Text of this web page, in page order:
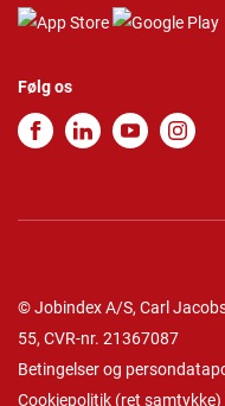
Følg os
© Jobindex A/S, Carl
55, CVR-nr. 21367087
Betingelser og
Cookiepolitik (ret samtykke)